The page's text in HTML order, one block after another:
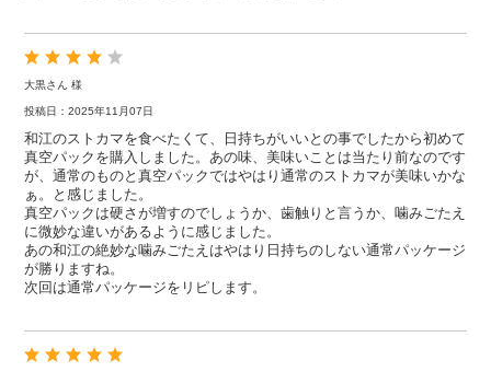
大黒さん 様
投稿日：2025年11月07日
和江のストカマを食べたくて、日持ちがいいとの事でしたから初めて
真空パックを購入しました。あの味、美味いことは当たり前なのです
が、通常のものと真空パックではやはり通常のストカマが美味いかな
ぁ。と感じました。
真空パックは硬さが増すのでしょうか、歯触りと言うか、噛みごたえ
に微妙な違いがあるように感じました。
あの和江の絶妙な噛みごたえはやはり日持ちのしない通常パッケージ
が勝りますね。
次回は通常パッケージをリピします。